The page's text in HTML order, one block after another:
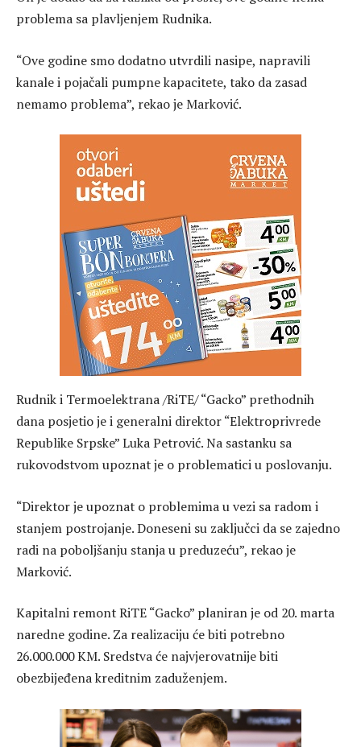
problema sa plavljenjem Rudnika.
“Ove godine smo dodatno utvrdili nasipe, napravili
kanale i pojačali pumpne kapacitete, tako da zasad
nemamo problema”, rekao je Marković.
Rudnik i Termoelektrana /RiTE/ “Gacko” prethodnih
dana posjetio je i generalni direktor “Elektroprivrede
Republike Srpske” Luka Petrović. Na sastanku sa
rukovodstvom upoznat je o problematici u poslovanju.
“Direktor je upoznat o problemima u vezi sa radom i
stanjem postrojanje. Doneseni su zaključci da se zajedno
radi na poboljšanju stanja u preduzeću”, rekao je
Marković.
Kapitalni remont RiTE “Gacko” planiran je od 20. marta
naredne godine. Za realizaciju će biti potrebno
26.000.000 KM. Sredstva će najvjerovatnije biti
obezbijeđena kreditnim zaduženjem.